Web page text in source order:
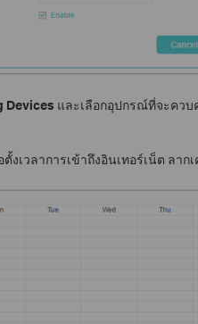
Devices และเลือกอุปกรณ์ที่จะควบ
ตั้งเวลาการเข้าถึงอินเทอร์เน็ต ลา